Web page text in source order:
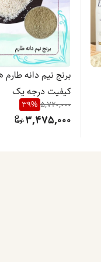
برنج نیم دانه
کیفیت درجه یک
5,720,000
39%
3,475,000